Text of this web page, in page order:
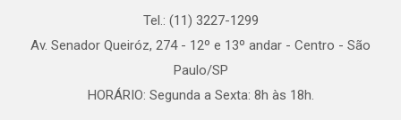
Tel.: (11) 3227-1299
Av. Senador Queiróz, 274 - 12º e 13º andar - Centro - São
Paulo/SP
HORÁRIO: Segunda a Sexta: 8h às 18h.